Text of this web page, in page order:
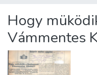
About us
Hogy
Vámmentes